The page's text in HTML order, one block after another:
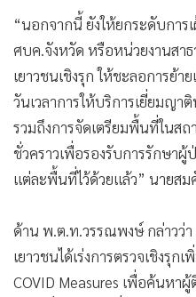
กองทุนรวม
Celeb Online
Factcheck
•
• News1
• Gotomanager
“นอกจากนี้ ยังให้ยกระดับการ
ศบค.จังหวัด หรือหน่วยงานสา
เยาวชนเชิงรุก ให้ชะลอการย้า
วันเวลาการให้บริการเยี่ยมญา
รวมถึงการจัดเตรียมพื้นที่ในส
ชั่วคราวเพื่อรองรับการรักษา
แต่ละพื้นที่ไว้ด้วยแล้ว” นายสม
ด้าน พ.ต.ท.วรรณพงษ์ กล่าวว่
เยาวชนได้เร่งการตรวจเชิงรุก
COVID Measures เพื่อค้นหา